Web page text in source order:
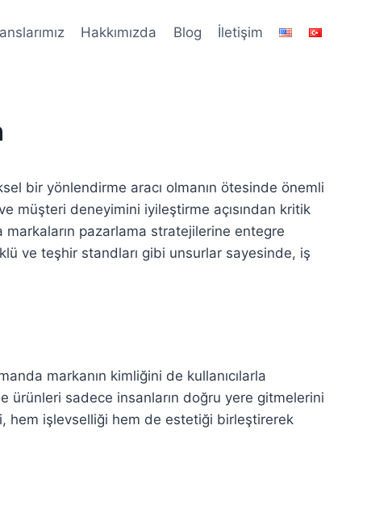
Hakkımızda Blog İletişim
bir yönlendirme aracı olmanın ötesinde önemli
müşteri deneyimini iyileştirme açısından kritik
pazarlama stratejilerine entegre
ve teşhir standları gibi unsurlar sayesinde, iş
markanın kimliğini de kullanıcılarla
ürünleri sadece insanların doğru yere gitmelerini
hem işlevselliği hem de estetiği birleştirerek